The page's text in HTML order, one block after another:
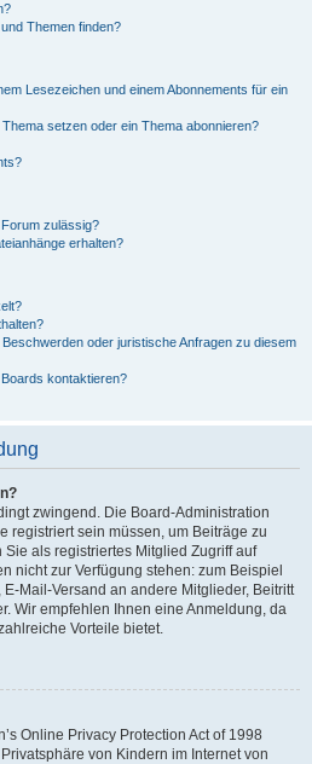
Themen finden?
Lesezeichen und einem Abonnements für ein
setzen oder ein Thema abonnieren?
zulässig?
erhalten?
oder juristische Anfragen zu diesem
kontaktieren?
zwingend. Die Board-Administration
registriert sein müssen, um Beiträge zu
als registriertes Mitglied Zugriff auf
nicht zur Verfügung stehen: zum Beispiel
Mail-Versand an andere Mitglieder, Beitritt
Wir empfehlen Ihnen eine Anmeldung, da
Vorteile bietet.
Online Privacy Protection Act of 1998
von Kindern im Internet von